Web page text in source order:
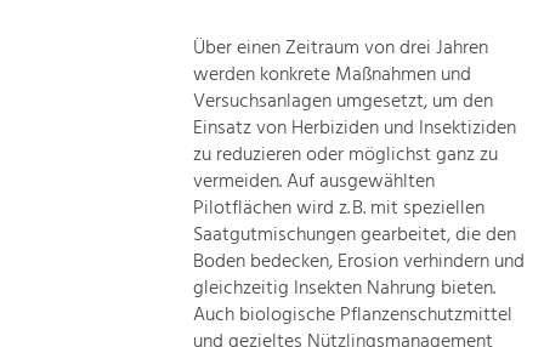
Mobilität & Energie
Klimawandel, öffentlicher Verkehr und
erneuerbare Energie
Steigerung regionaler Wertschöpfung
Über einen Zeitraum von drei Jahren
werden konkrete Maßnahmen und
Versuchsanlagen umgesetzt, um den
Einsatz von Herbiziden und Insektiziden
zu reduzieren oder möglichst ganz zu
vermeiden. Auf ausgewählten
Pilotflächen wird z. B. mit speziellen
Saatgutmischungen gearbeitet, die den
Boden bedecken, Erosion verhindern und
gleichzeitig Insekten Nahrung bieten.
Auch biologische Pflanzenschutzmittel